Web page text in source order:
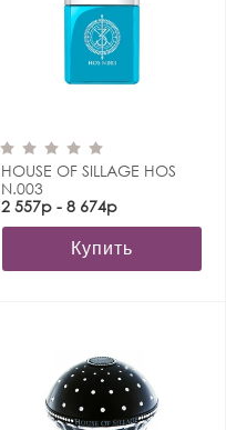
HOUSE OF SILLAGE HOS
N.003
2 557р - 8 674р
Купить